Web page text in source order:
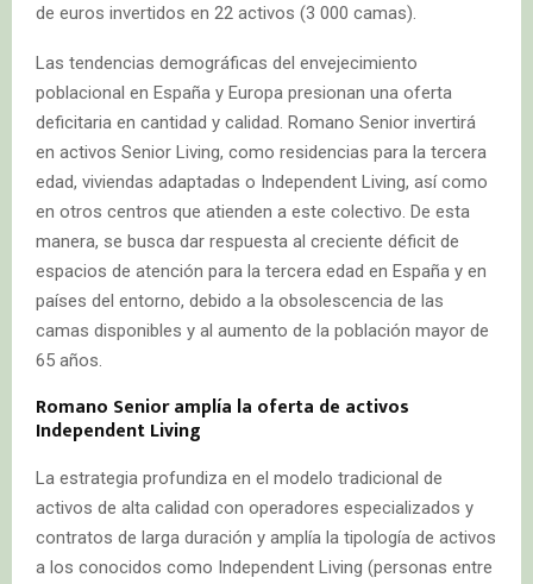
de euros invertidos en 22 activos (3 000 camas).
Las tendencias demográficas del envejecimiento
poblacional en España y Europa presionan una oferta
deficitaria en cantidad y calidad. Romano Senior invertirá
en activos Senior Living, como residencias para la tercera
edad, viviendas adaptadas o Independent Living, así como
en otros centros que atienden a este colectivo. De esta
manera, se busca dar respuesta al creciente déficit de
espacios de atención para la tercera edad en España y en
países del entorno, debido a la obsolescencia de las
camas disponibles y al aumento de la población mayor de
65 años.
Romano Senior amplía la oferta de activos
Independent Living
La estrategia profundiza en el modelo tradicional de
activos de alta calidad con operadores especializados y
contratos de larga duración y amplía la tipología de activos
a los conocidos como Independent Living (personas entre